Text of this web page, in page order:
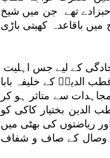
تھے جن میں شیخ
باقاعدہ کھیتی باڑی
کے لیے جس اہلیت
الدینؒ کے خلیفہ بابا
سے متاثر ہو کر
الدین بختیار کاکی کو
ریاضتوں کی بھٹی میں
وصال کے صاف و شفاف